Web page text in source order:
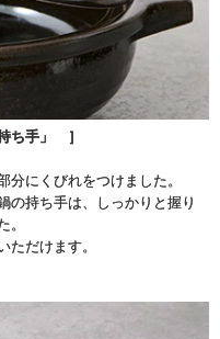
ち手」 ］
分にくびれをつけました。
の持ち手は、しっかりと握り
。
ただけます。